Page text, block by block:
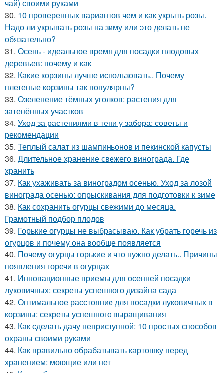
чай) своими руками
30. 10 проверенных вариантов чем и как укрыть розы.
Надо ли укрывать розы на зиму или это делать не
обязательно?
31. Осень - идеальное время для посадки плодовых
деревьев: почему и как
32. Какие корзины лучше использовать.. Почему
плетеные корзины так популярны?
33. Озеленение тёмных уголков: растения для
затенённых участков
34. Уход за растениями в тени у забора: советы и
рекомендации
35. Теплый салат из шампиньонов и пекинской капусты
36. Длительное хранение свежего винограда. Где
хранить
37. Как ухаживать за виноградом осенью. Уход за лозой
винограда осенью: опрыскивания для подготовки к зиме
38. Как сохранить огурцы свежими до месяца.
Грамотный подбор плодов
39. Горькие огурцы не выбрасываю. Как убрать горечь из
огурцов и почему она вообще появляется
40. Почему огурцы горькие и что нужно делать.. Причины
появления горечи в огурцах
41. Инновационные приемы для осенней посадки
луковичных: секреты успешного дизайна сада
42. Оптимальное расстояние для посадки луковичных в
корзины: секреты успешного выращивания
43. Как сделать дачу неприступной: 10 простых способов
охраны своими руками
44. Как правильно обрабатывать картошку перед
хранением: моющие или нет